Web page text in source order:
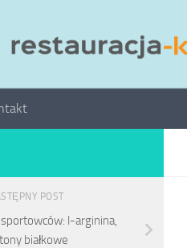
POST
l-arginina,
białkowe